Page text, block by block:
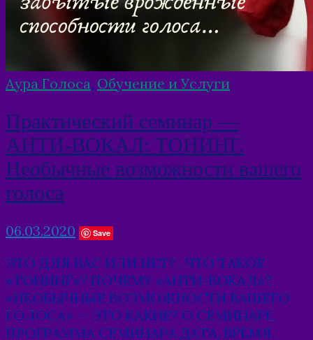
Аура Голоса, Обучение и Услуги
Практический семинар —
АНТИ-ВОКАЛ: ТОНИНГ.
Необычные возможности вашего
голоса
06.03.2020 Save
ЭТО ДЛЯ ВАС ИЛИ НЕТ?.. ЧТО ТАКОЕ
«ТОНИНГ»? ПОЧЕМУ «АНТИ-ВОКАЛ»?
«НЕОБЫЧНЫЕ ВОЗМОЖНОСТИ ВАШЕГО
ГОЛОСА» — ЭТО КАКИЕ? О СЕМИНАРЕ
ПРОГРАММА СЕМИНАРА ДАТА, ВРЕМЯ,